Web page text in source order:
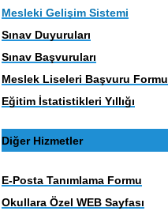
Mesleki Gelişim Sistemi
Sınav Duyuruları
Sınav Başvuruları
Meslek Liseleri Başvuru Formu
Eğitim İstatistikleri Yıllığı
Diğer Hizmetler
E-Posta Tanımlama Formu
Okullara Özel WEB Sayfası